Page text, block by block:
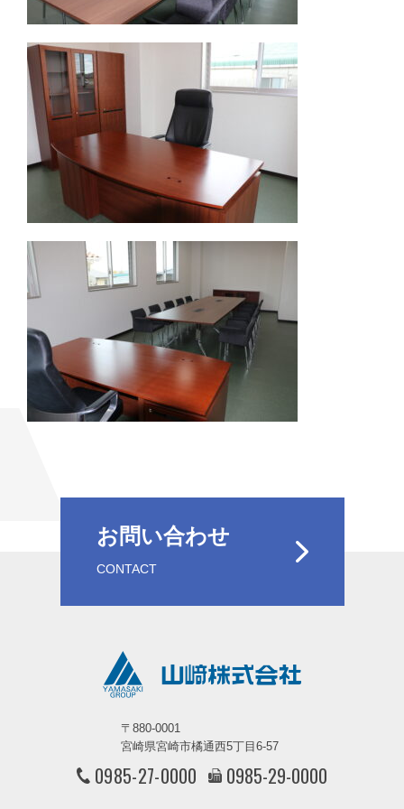
お問い合わせ
CONTACT
〒880-0001
宮崎県宮崎市橘通西5丁目6-57
0985-27-0000 0985-29-0000